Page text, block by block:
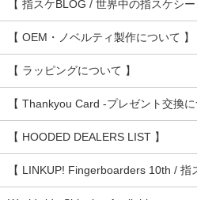
【 指スケBLOG / 世界中の指スケシ
【 OEM・ノベルティ製作について 】
【 ラッピングについて 】
【 Thankyou Card -プレゼント交換に
【 HOODED DEALERS LIST 】
【 LINKUP! Fingerboarders 10th / 指